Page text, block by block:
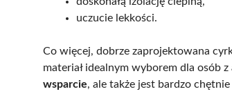
uczucie lekkości.
Co więcej, dobrze zaprojektowana
materiał idealnym wyborem dla osób
wsparcie, ale także jest bardzo